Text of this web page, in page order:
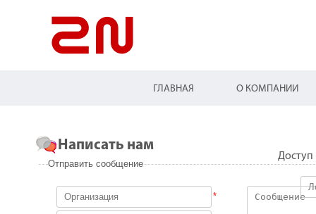
ГЛАВНАЯ О КОМПАНИИ
Доступ
Написать нам
Отправить сообщение
*